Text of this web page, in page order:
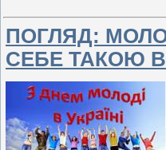
ПОГЛЯД:
СЕБЕ ТАКОЮ